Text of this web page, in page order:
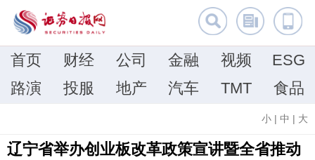
首页 财经 公司 金融 视频
ESG
路演
投服 地产 汽车 TMT 食品
小 | 中 | 大
辽宁省举办创业板改革政策宣讲暨全省推动